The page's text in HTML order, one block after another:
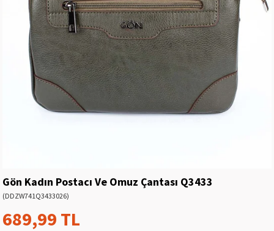
Gön Kadın Postacı Ve Omuz Çantası Q3433
(DDZW741Q3433026)
689,99 TL